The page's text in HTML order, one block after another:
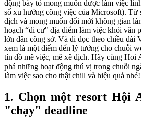
động bày tỏ mong muốn được làm việc
số xu hướng công việc của Microsoft). Từ
dịch và mong muốn đổi mới không gian
hoạch “di cư" địa điểm làm việc khỏi văn
lớn dân công sở. Và đi dọc theo chiều dài
xem là một điểm đến lý tưởng cho chuỗi
tín đồ mê việc, mê xê dịch. Hãy cùng Hoi
phá những hoạt động thú vị trong chuỗi
làm việc sao cho thật chill và hiệu quả nhé!
1. Chọn một resort Hội
"chạy" deadline